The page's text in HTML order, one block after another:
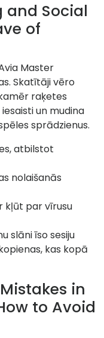
and Social
of
Master
Skatītāji vēro
raķetes
un mudina
sprādzienus.
atbilstot
nolaišanās
kļūt par vīrusu
slāni īso sesiju
kas kopā
in
to Avoid